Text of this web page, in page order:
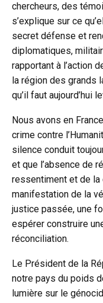
chercheurs, des
s’explique sur ce
secret défense et
diplomatiques,
rapportant à l’action
la région des grands
qu’il faut aujourd’hui
Nous avons en
crime contre
silence conduit
et que l’absence de
ressentiment et de la
manifestation de la
justice passée, une
espérer construire
réconciliation.
Le Président de la
notre pays du poids
lumière sur le